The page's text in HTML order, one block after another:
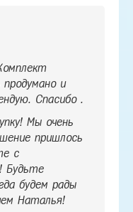
и
Спасибо .
Мы очень
пришлось
с
Будьте
будем рады
Наталья!